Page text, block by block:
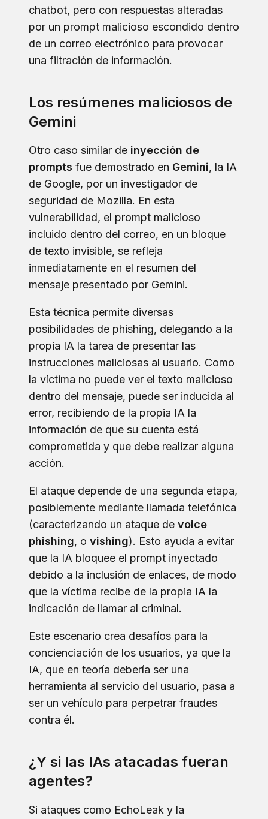
chatbot, pero con respuestas alteradas
por un prompt malicioso escondido dentro
de un correo electrónico para provocar
una filtración de información.
Los resúmenes maliciosos de
Gemini
Otro caso similar de inyección de
prompts fue demostrado en Gemini, la IA
de Google, por un investigador de
seguridad de Mozilla. En esta
vulnerabilidad, el prompt malicioso
incluido dentro del correo, en un bloque
de texto invisible, se refleja
inmediatamente en el resumen del
mensaje presentado por Gemini.
Esta técnica permite diversas
posibilidades de phishing, delegando a la
propia IA la tarea de presentar las
instrucciones maliciosas al usuario. Como
la víctima no puede ver el texto malicioso
dentro del mensaje, puede ser inducida al
error, recibiendo de la propia IA la
información de que su cuenta está
comprometida y que debe realizar alguna
acción.
El ataque depende de una segunda etapa,
posiblemente mediante llamada telefónica
(caracterizando un ataque de voice
phishing, o vishing). Esto ayuda a evitar
que la IA bloquee el prompt inyectado
debido a la inclusión de enlaces, de modo
que la víctima recibe de la propia IA la
indicación de llamar al criminal.
Este escenario crea desafíos para la
concienciación de los usuarios, ya que la
IA, que en teoría debería ser una
herramienta al servicio del usuario, pasa a
ser un vehículo para perpetrar fraudes
contra él.
¿Y si las IAs atacadas fueran
agentes?
Si ataques como EchoLeak y la